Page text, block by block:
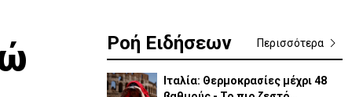
Ροή Ειδήσεων Περισσότερα
Ιταλία: Θερμοκρασίες μέχρι 48